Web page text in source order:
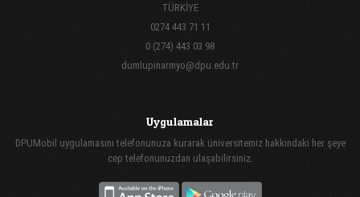
TÜRKİYE
0274 443 71 11
0 (274) 443 03 98
dumlupinarmyo@dpu.edu.tr
Uygulamalar
DPUMobil uygulamasını telefonunuza kurarak üniversitemiz hakkındaki her şeye
cep telefonunuzdan ulaşabilirsiniz.